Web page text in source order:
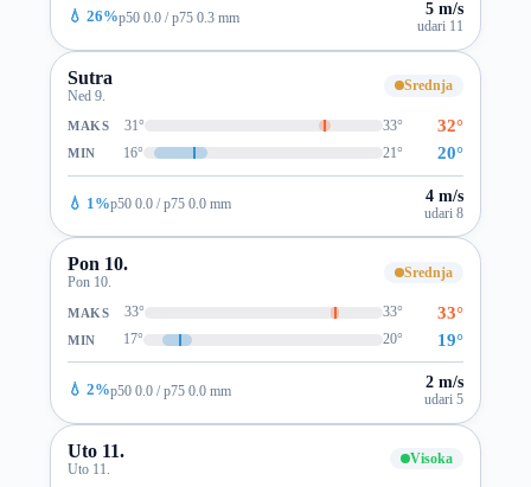
💧 26%p50 0.0 / p75 0.3 mm 5 m/s
udari 11
Sutra
Ned 9.
Srednja
MAKS 31° 33° 32°
MIN 16° 21° 20°
💧 1%p50 0.0 / p75 0.0 mm 4 m/s
udari 8
Pon 10.
Pon 10.
Srednja
MAKS 33° 33° 33°
MIN 17° 20° 19°
💧 2%p50 0.0 / p75 0.0 mm 2 m/s
udari 5
Uto 11.
Uto 11.
Visoka